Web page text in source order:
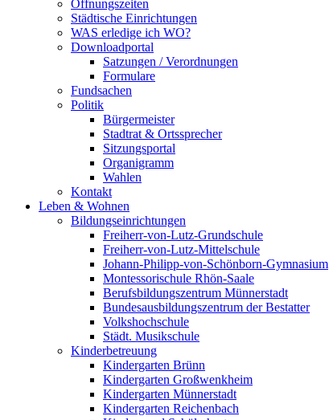
Öffnungszeiten
Städtische Einrichtungen
WAS erledige ich WO?
Downloadportal
Satzungen / Verordnungen
Formulare
Fundsachen
Politik
Bürgermeister
Stadtrat & Ortssprecher
Sitzungsportal
Organigramm
Wahlen
Kontakt
Leben & Wohnen
Bildungseinrichtungen
Freiherr-von-Lutz-Grundschule
Freiherr-von-Lutz-Mittelschule
Johann-Philipp-von-Schönborn-Gymnasium
Montessorischule Rhön-Saale
Berufsbildungszentrum Münnerstadt
Bundesausbildungszentrum der Bestatter
Volkshochschule
Städt. Musikschule
Kinderbetreuung
Kindergarten Brünn
Kindergarten Großwenkheim
Kindergarten Münnerstadt
Kindergarten Reichenbach